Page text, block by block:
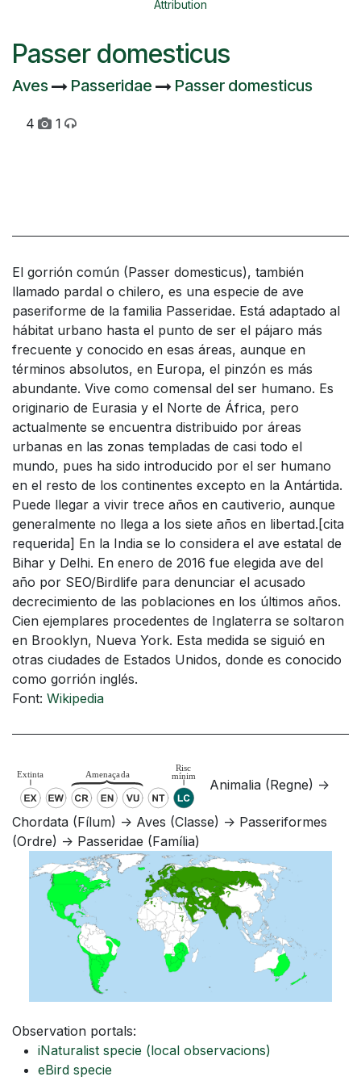
Attribution
Passer domesticus
Aves Passeridae Passer domesticus
4 1
El gorrión común (Passer domesticus), también
llamado pardal​ o chilero,​ es una especie de ave
paseriforme de la familia Passeridae. Está adaptado al
hábitat urbano hasta el punto de ser el pájaro más
frecuente y conocido en esas áreas, aunque en
términos absolutos, en Europa, el pinzón es más
abundante. Vive como comensal del ser humano. Es
originario de Eurasia y el Norte de África, pero
actualmente se encuentra distribuido por áreas
urbanas en las zonas templadas de casi todo el
mundo, pues ha sido introducido por el ser humano
en el resto de los continentes excepto en la Antártida.
Puede llegar a vivir trece años en cautiverio, aunque
generalmente no llega a los siete años en libertad.[cita
requerida] En la India se lo considera el ave estatal de
Bihar y Delhi.​ En enero de 2016 fue elegida ave del
año por SEO/Birdlife para denunciar el acusado
decrecimiento de las poblaciones en los últimos años.
Cien ejemplares procedentes de Inglaterra se soltaron
en Brooklyn, Nueva York. Esta medida se siguió en
otras ciudades de Estados Unidos, donde es conocido
como gorrión inglés.
Font: Wikipedia
Animalia (Regne) ->
Chordata (Fílum) -> Aves (Classe) -> Passeriformes
(Ordre) -> Passeridae (Família)
Observation portals:
iNaturalist specie (local observacions)
eBird specie